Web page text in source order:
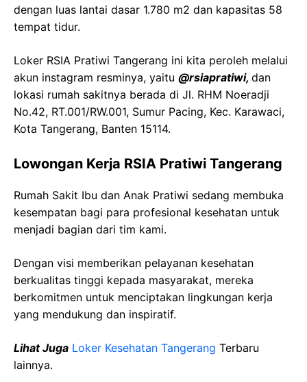
dengan luas lantai dasar 1.780 m2 dan kapasitas 58
tempat tidur.
Loker RSIA Pratiwi Tangerang ini kita peroleh melalui
akun instagram resminya, yaitu @rsiapratiwi, dan
lokasi rumah sakitnya berada di Jl. RHM Noeradji
No.42, RT.001/RW.001, Sumur Pacing, Kec. Karawaci,
Kota Tangerang, Banten 15114.
Lowongan Kerja RSIA Pratiwi Tangerang
Rumah Sakit Ibu dan Anak Pratiwi sedang membuka
kesempatan bagi para profesional kesehatan untuk
menjadi bagian dari tim kami.
Dengan visi memberikan pelayanan kesehatan
berkualitas tinggi kepada masyarakat, mereka
berkomitmen untuk menciptakan lingkungan kerja
yang mendukung dan inspiratif.
Lihat Juga Loker Kesehatan Tangerang Terbaru
lainnya.